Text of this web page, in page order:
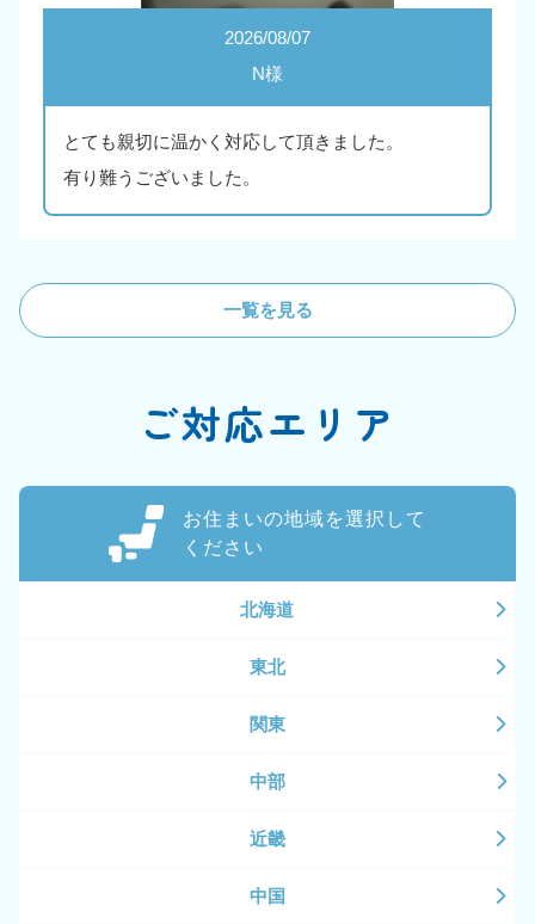
2026/08/07
N様
とても親切に温かく対応して頂きました。
有り難うございました。
一覧を見る
ご対応エリア
お住まいの地域を選択して
ください
北海道
東北
関東
中部
近畿
中国